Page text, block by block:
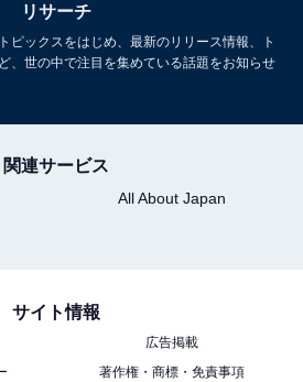
ーテルが「銀河超特急999号」で
品。『宇宙海賊キャプテンハーロ
ロックやエメラルダスらも登場
の命、自由な命、果てしない旅、
旅が深いテーマだから（49歳男
ラマがありながら、人としての生
「一話ごとにメッセージ性が強
えさせられながら見れるから。そ
メーテルが魅力的過ぎるから（35
リサーチ
ピックスをはじめ、最新のリリース情報、ト
、世の中で注目を集めている話題をお知らせ
関連サービス
All About Japan
サイト情報
広告掲載
著作権・商標・免責事項